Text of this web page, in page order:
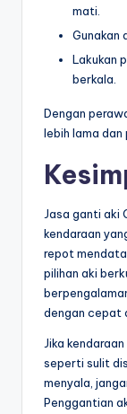
mati.
Gunakan
Lakukan
berkala.
Dengan
lebih lama
Jasa ganti aki
kendaraan
repot
pilihan aki
dengan cepat
Jika
seperti sulit
menyala,
Penggantian